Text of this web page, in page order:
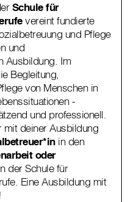
Schule für
vereint fundierte
und Pflege
und
Ausbildung. Im
Begleitung,
von Menschen in
-
und professionell.
mit deiner Ausbildung
in den
oder
der Schule für
Eine Ausbildung mit